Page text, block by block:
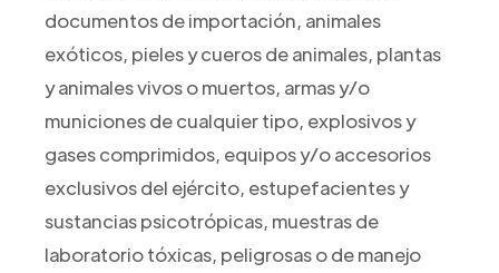
documentos de importación, animales
exóticos, pieles y cueros de animales, plantas
y animales vivos o muertos, armas y/o
municiones de cualquier tipo, explosivos y
gases comprimidos, equipos y/o accesorios
exclusivos del ejército, estupefacientes y
sustancias psicotrópicas, muestras de
laboratorio tóxicas, peligrosas o de manejo